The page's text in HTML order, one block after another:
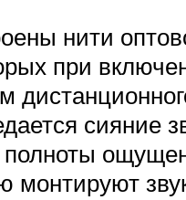
нити
при
сияние
полноты
монтируют